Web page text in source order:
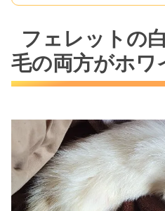
フェレットの
毛の両方がホワ